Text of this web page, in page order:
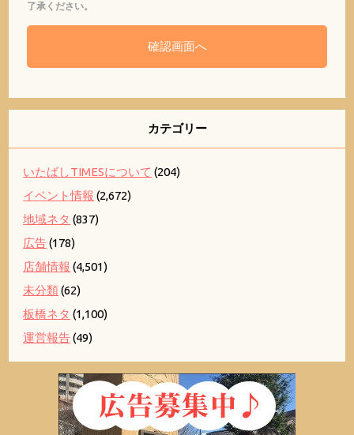
了承ください。
カテゴリー
いたばしTIMESについて (204)
イベント情報 (2,672)
地域ネタ (837)
広告(178)
店舗情報 (4,501)
未分類(62)
板橋ネタ (1,100)
運営報告(49)